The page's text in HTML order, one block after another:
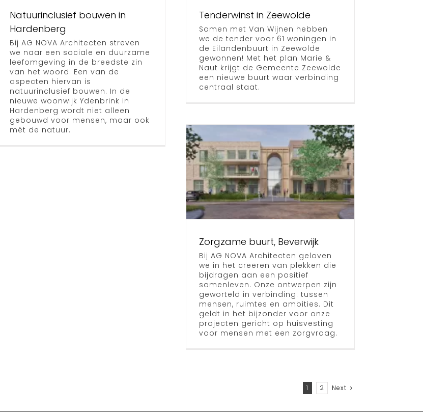
Natuurinclusief bouwen in
Hardenberg
Bij AG NOVA Architecten streven
we naar een sociale en duurzame
leefomgeving in de breedste zin
van het woord. Een van de
aspecten hiervan is
natuurinclusief bouwen. In de
nieuwe woonwijk Ydenbrink in
Hardenberg wordt niet alleen
gebouwd voor mensen, maar ook
mét de natuur.
Tenderwinst in Zeewolde
Samen met Van Wijnen hebben
we de tender voor 61 woningen in
de Eilandenbuurt in Zeewolde
gewonnen! Met het plan Marie &
Naut krijgt de Gemeente Zeewolde
een nieuwe buurt waar verbinding
centraal staat.
Zorgzame buurt, Beverwijk
Bij AG NOVA Architecten geloven
we in het creëren van plekken die
bijdragen aan een positief
samenleven. Onze ontwerpen zijn
geworteld in verbinding: tussen
mensen, ruimtes en ambities. Dit
geldt in het bijzonder voor onze
projecten gericht op huisvesting
voor mensen met een zorgvraag.
1 2 Next